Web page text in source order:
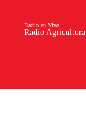
Radio Agricultura
Radio en Vivo